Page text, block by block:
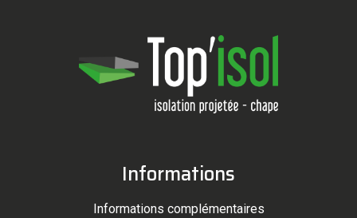
Informations
Informations complémentaires